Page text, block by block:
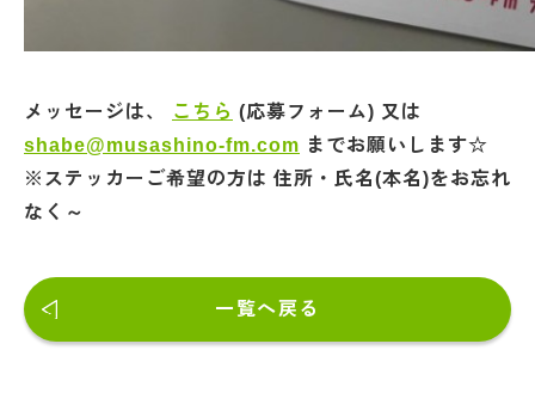
メッセージは、 こちら (応募フォーム) 又は
shabe@musashino-fm.com までお願いします☆
※ステッカーご希望の方は 住所・氏名(本名)をお忘れ
なく～
一覧へ戻る